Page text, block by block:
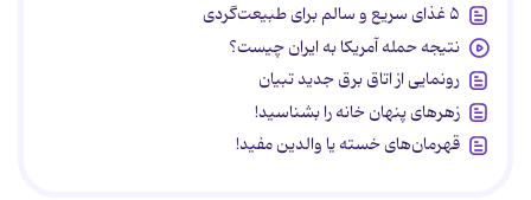
۵ غذای سریع و سالم برای طبیعت‌گردی
نتیجه حمله آمریکا به ایران چیست؟
رونمایی از اتاق برق جدید تبیان
زهرهای پنهان خانه را بشناسید!
قهرمان‌های خسته یا والدین مفید!